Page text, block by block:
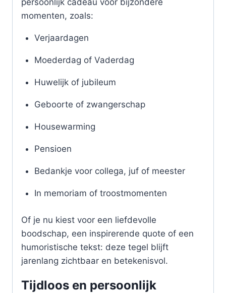
persoonlijk cadeau voor bijzondere
momenten, zoals:
Verjaardagen
Moederdag of Vaderdag
Huwelijk of jubileum
Geboorte of zwangerschap
Housewarming
Pensioen
Bedankje voor collega, juf of meester
In memoriam of troostmomenten
Of je nu kiest voor een liefdevolle
boodschap, een inspirerende quote of een
humoristische tekst: deze tegel blijft
jarenlang zichtbaar en betekenisvol.
Tijdloos en persoonlijk